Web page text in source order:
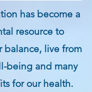
has become a
resource to
balance, live from
being and many
for our health.